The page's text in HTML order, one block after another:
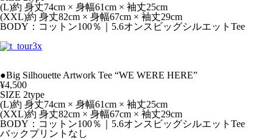
(L)約 身丈74cm × 身幅61cm × 袖丈25cm
(XXL)約 身丈82cm × 身幅67cm × 袖丈29cm
BODY：コットン100％｜5.6オンスビッグシルエットTee
●Big Silhouette Artwork Tee “WE WERE HERE”
¥4,500
SIZE 2type
(L)約 身丈74cm × 身幅61cm × 袖丈25cm
(XXL)約 身丈82cm × 身幅67cm × 袖丈29cm
BODY：コットン100％｜5.6オンスビッグシルエットTee
バックプリントなし